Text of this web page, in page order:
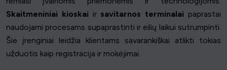
Skaitmeniniai kioskai ir savitarnos terminalai paprastai
naudojami procesams supaprastinti ir eilių laikui sutrumpinti.
Šie įrenginiai leidžia klientams savarankiškai atlikti tokias
užduotis kaip registracija ir mokėjimai.